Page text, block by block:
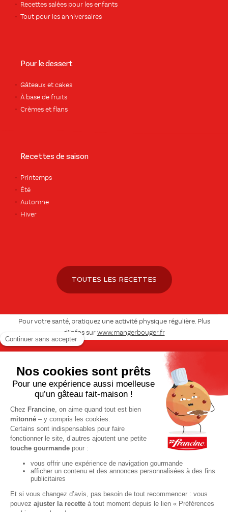
Recettes salées pour les enfants
Tout pour les anniversaires
Pour le dessert
Gâteaux et cakes
À base de fruits
Crèmes et flans
Recettes de saison
Printemps
Été
Automne
Hiver
TOUTES LES RECETTES
Pour votre santé, pratiquez une activité physique régulière. Plus
d’infos sur www.mangerbouger.fr